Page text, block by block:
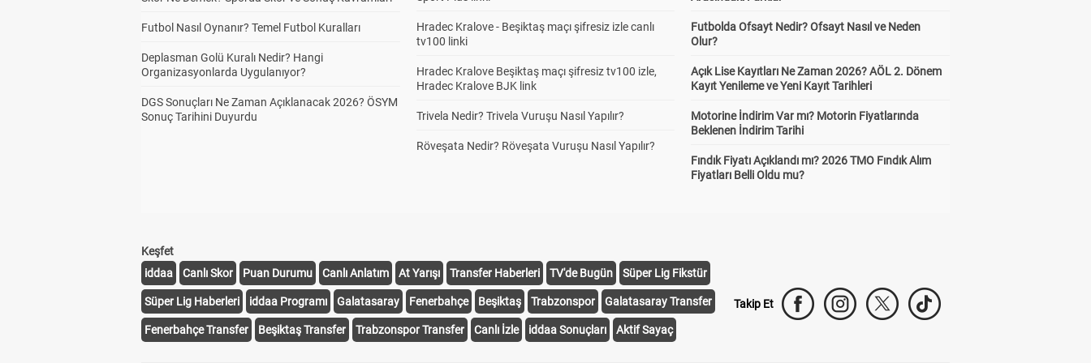
Futbol Nasıl Oynanır? Temel Futbol Kuralları
Deplasman Golü Kuralı Nedir? Hangi
Organizasyonlarda Uygulanıyor?
DGS Sonuçları Ne Zaman Açıklanacak 2026? ÖSYM
Sonuç Tarihini Duyurdu
Hradec Kralove - Beşiktaş maçı şifresiz izle canlı
tv100 linki
Hradec Kralove Beşiktaş maçı şifresiz tv100 izle,
Hradec Kralove BJK link
Trivela Nedir? Trivela Vuruşu Nasıl Yapılır?
Röveşata Nedir? Röveşata Vuruşu Nasıl Yapılır?
Futbolda Ofsayt Nedir? Ofsayt Nasıl ve Neden
Olur?
Açık Lise Kayıtları Ne Zaman 2026? AÖL 2. Dönem
Kayıt Yenileme ve Yeni Kayıt Tarihleri
Motorine İndirim Var mı? Motorin Fiyatlarında
Beklenen İndirim Tarihi
Fındık Fiyatı Açıklandı mı? 2026 TMO Fındık Alım
Fiyatları Belli Oldu mu?
Keşfet
iddaa
Canlı Skor Puan Durumu Canlı Anlatım At Yarışı Transfer Haberleri TV'de Bugün Süper Lig Fikstür
Süper Lig Haberleri iddaa Programı Galatasaray Fenerbahçe Beşiktaş Trabzonspor Galatasaray Transfer
Fenerbahçe Transfer Beşiktaş Transfer Trabzonspor Transfer Canlı İzle iddaa Sonuçları Aktif Sayaç
Takip Et